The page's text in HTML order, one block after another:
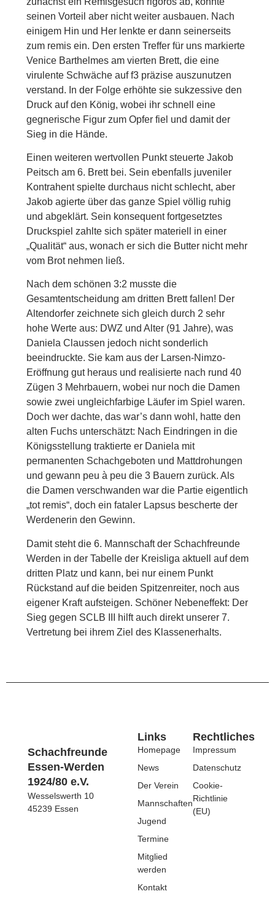
seinen Vorteil aber nicht weiter ausbauen. Nach
einigem Hin und Her lenkte er dann seinerseits
zum remis ein. Den ersten Treffer für uns markierte
Venice Barthelmes am vierten Brett, die eine
virulente Schwäche auf f3 präzise auszunutzen
verstand. In der Folge erhöhte sie sukzessive den
Druck auf den König, wobei ihr schnell eine
gegnerische Figur zum Opfer fiel und damit der
Sieg in die Hände.
Einen weiteren wertvollen Punkt steuerte Jakob
Peitsch am 6. Brett bei. Sein ebenfalls juveniler
Kontrahent spielte durchaus nicht schlecht, aber
Jakob agierte über das ganze Spiel völlig ruhig
und abgeklärt. Sein konsequent fortgesetztes
Druckspiel zahlte sich später materiell in einer
„Qualität“ aus, wonach er sich die Butter nicht mehr
vom Brot nehmen ließ.
Nach dem schönen 3:2 musste die
Gesamtentscheidung am dritten Brett fallen! Der
Altendorfer zeichnete sich gleich durch 2 sehr
hohe Werte aus: DWZ und Alter (91 Jahre), was
Daniela Claussen jedoch nicht sonderlich
beeindruckte. Sie kam aus der Larsen-Nimzo-
Eröffnung gut heraus und realisierte nach rund 40
Zügen 3 Mehrbauern, wobei nur noch die Damen
sowie zwei ungleichfarbige Läufer im Spiel waren.
Doch wer dachte, das war’s dann wohl, hatte den
alten Fuchs unterschätzt: Nach Eindringen in die
Königsstellung traktierte er Daniela mit
permanenten Schachgeboten und Mattdrohungen
und gewann peu à peu die 3 Bauern zurück. Als
die Damen verschwanden war die Partie eigentlich
„tot remis“, doch ein fataler Lapsus bescherte der
Werdenerin den Gewinn.
Damit steht die 6. Mannschaft der Schachfreunde
Werden in der Tabelle der Kreisliga aktuell auf dem
dritten Platz und kann, bei nur einem Punkt
Rückstand auf die beiden Spitzenreiter, noch aus
eigener Kraft aufsteigen. Schöner Nebeneffekt: Der
Sieg gegen SCLB III hilft auch direkt unserer 7.
Vertretung bei ihrem Ziel des Klassenerhalts.
Schachfreunde
Essen-Werden
1924/80 e.V.
Wesselswerth 10
45239 Essen
Links
Homepage
News
Der Verein
Mannschaften
Jugend
Termine
Mitglied
werden
Kontakt
Rechtliches
Impressum
Datenschutz
Cookie-
Richtlinie
(EU)